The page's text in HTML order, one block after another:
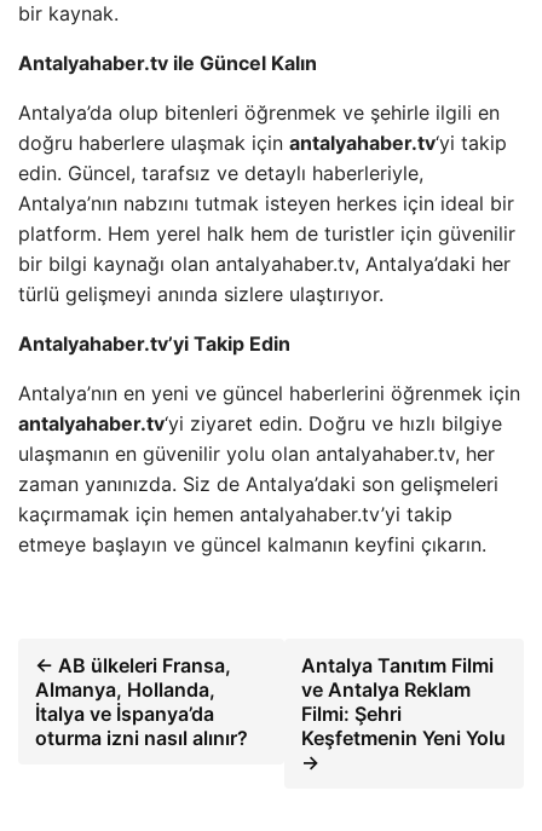
bir kaynak.
Antalyahaber.tv ile Güncel Kalın
Antalya’da olup bitenleri öğrenmek ve şehirle ilgili en
doğru haberlere ulaşmak için antalyahaber.tv‘yi takip
edin. Güncel, tarafsız ve detaylı haberleriyle,
Antalya’nın nabzını tutmak isteyen herkes için ideal bir
platform. Hem yerel halk hem de turistler için güvenilir
bir bilgi kaynağı olan antalyahaber.tv, Antalya’daki her
türlü gelişmeyi anında sizlere ulaştırıyor.
Antalyahaber.tv’yi Takip Edin
Antalya’nın en yeni ve güncel haberlerini öğrenmek için
antalyahaber.tv‘yi ziyaret edin. Doğru ve hızlı bilgiye
ulaşmanın en güvenilir yolu olan antalyahaber.tv, her
zaman yanınızda. Siz de Antalya’daki son gelişmeleri
kaçırmamak için hemen antalyahaber.tv’yi takip
etmeye başlayın ve güncel kalmanın keyfini çıkarın.
← AB ülkeleri Fransa,
Almanya, Hollanda,
İtalya ve İspanya’da
oturma izni nasıl alınır?
Antalya Tanıtım Filmi
ve Antalya Reklam
Filmi: Şehri
Keşfetmenin Yeni Yolu
→